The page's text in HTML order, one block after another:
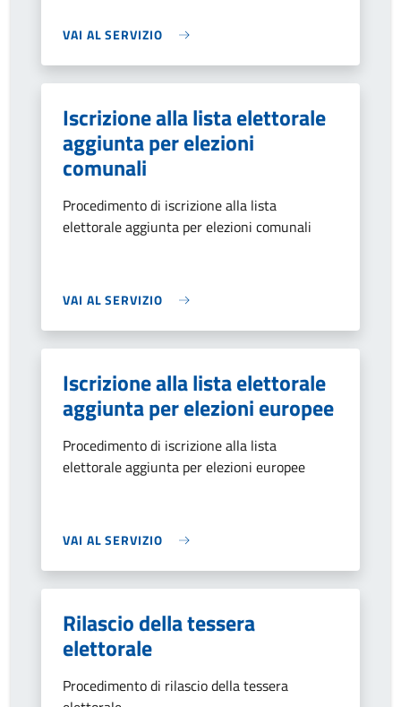
VAI AL SERVIZIO
Iscrizione alla lista elettorale
aggiunta per elezioni
comunali
Procedimento di iscrizione alla lista
elettorale aggiunta per elezioni comunali
VAI AL SERVIZIO
Iscrizione alla lista elettorale
aggiunta per elezioni europee
Procedimento di iscrizione alla lista
elettorale aggiunta per elezioni europee
VAI AL SERVIZIO
Rilascio della tessera
elettorale
Procedimento di rilascio della tessera